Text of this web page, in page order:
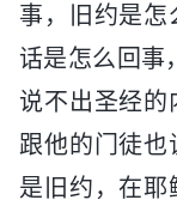
事，旧约是
话是怎么回事
说不出圣经
跟他的门徒
是旧约，在